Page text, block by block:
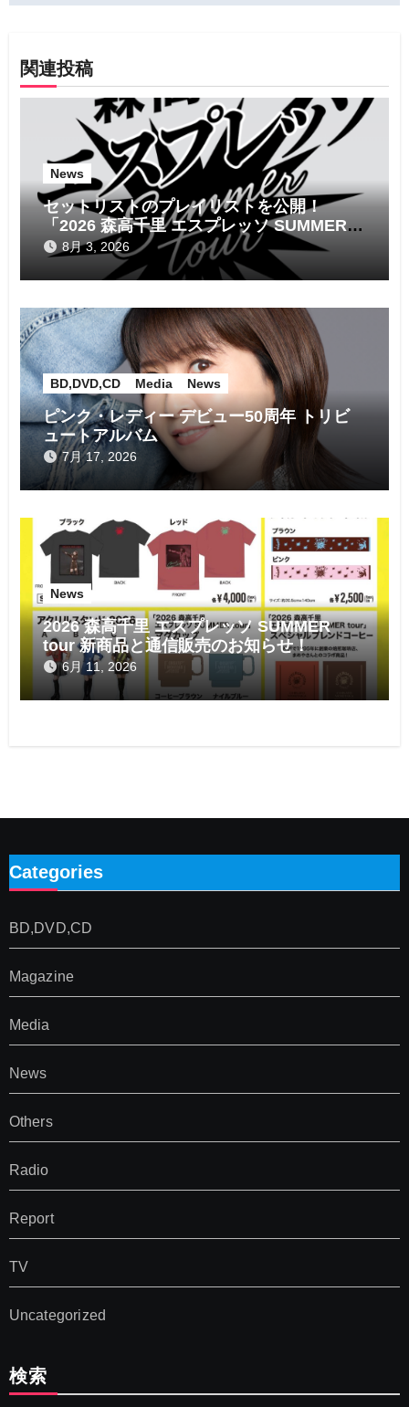
ゲ
ー
シ
関連投稿
News
セットリストのプレイリストを公開！
「2026 森高千里 エスプレッソ SUMMER
tour」
8月 3, 2026
BD,DVD,CD Media News
ピンク・レディー デビュー50周年 トリビ
ュートアルバム
7月 17, 2026
News
2026 森高千里 エスプレッソ SUMMER
tour 新商品と通信販売のお知らせ！
6月 11, 2026
Categories
BD,DVD,CD
Magazine
Media
News
Others
Radio
Report
TV
Uncategorized
検索